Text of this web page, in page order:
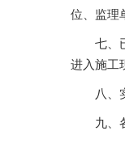
位、监理
七、
进入施工
八、
九、